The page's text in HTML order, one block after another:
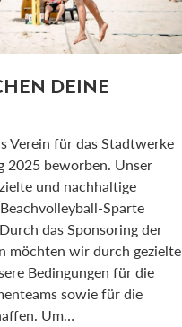
DEINE
Verein für das Stadtwerke
2025 beworben. Unser
und nachhaltige
Sparte
das Sponsoring der
möchten wir durch gezielte
Bedingungen für die
sowie für die
Um…